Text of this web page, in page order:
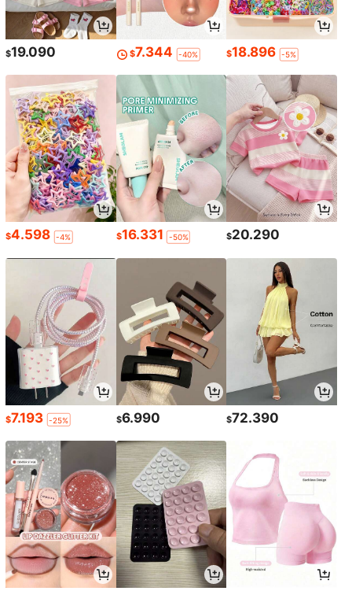
$19.090 $7.344 -40% $18.896 -5%
$4.598 -4% $16.331 -50% $20.290
$7.193 -25% $6.990 $72.390